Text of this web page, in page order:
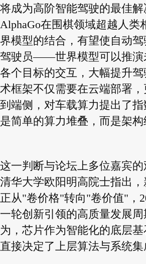
将成为高阶智能驾驶的最佳
AlphaGo在围棋领域超越人类
界模型的结合，有望使自动
驾驶员——世界模型可以推演
各个目标的交互，大幅提升
术框架不仅需要在云端部署
到端侧，对车载算力提出了
是简单的算力堆叠，而是架构
这一判断与论坛上多位嘉宾的
清华大学欧阳明高院士指出
正从"卷价格"转向"卷价值"，
一轮创新引领的高质量发展
为，芯片作为智能化的底层
直接决定了上层算法与系统集